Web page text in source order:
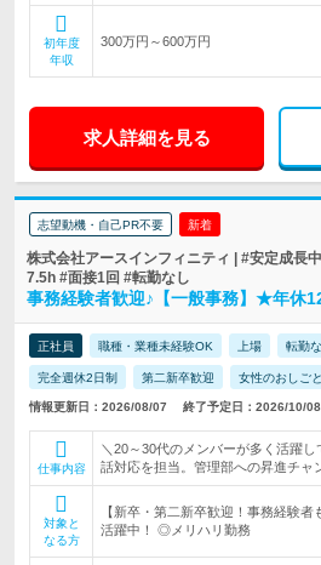
初年度
年収
300万円～600万円
求人詳細を見る
志望動機・自己PR不要 新着
株式会社アースインフィニティ | #安定成長
7.5h #面接1回 #転勤なし
事務経験者歓迎♪【一般事務】★年休
正社員 職種・業種未経験OK 上場 転勤な
完全週休2日制 第二新卒歓迎 女性のおしご
情報更新日：2026/08/07 終了予定日：2026/10/08
仕事内容
＼20～30代のメンバーが多く活躍
話対応を担当。管理部への昇進チャ
対象と
なる方
【新卒・第二新卒歓迎！事務経験
活躍中！ ◎メリハリ勤務